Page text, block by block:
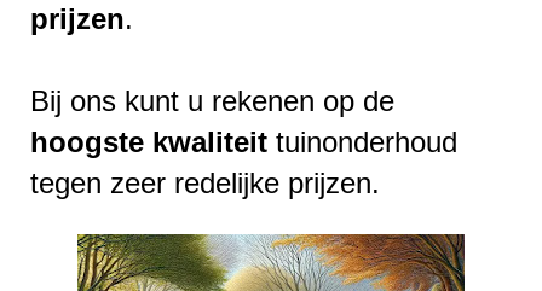
prijzen.
Bij ons kunt u rekenen op de
hoogste kwaliteit tuinonderhoud
tegen zeer redelijke prijzen.